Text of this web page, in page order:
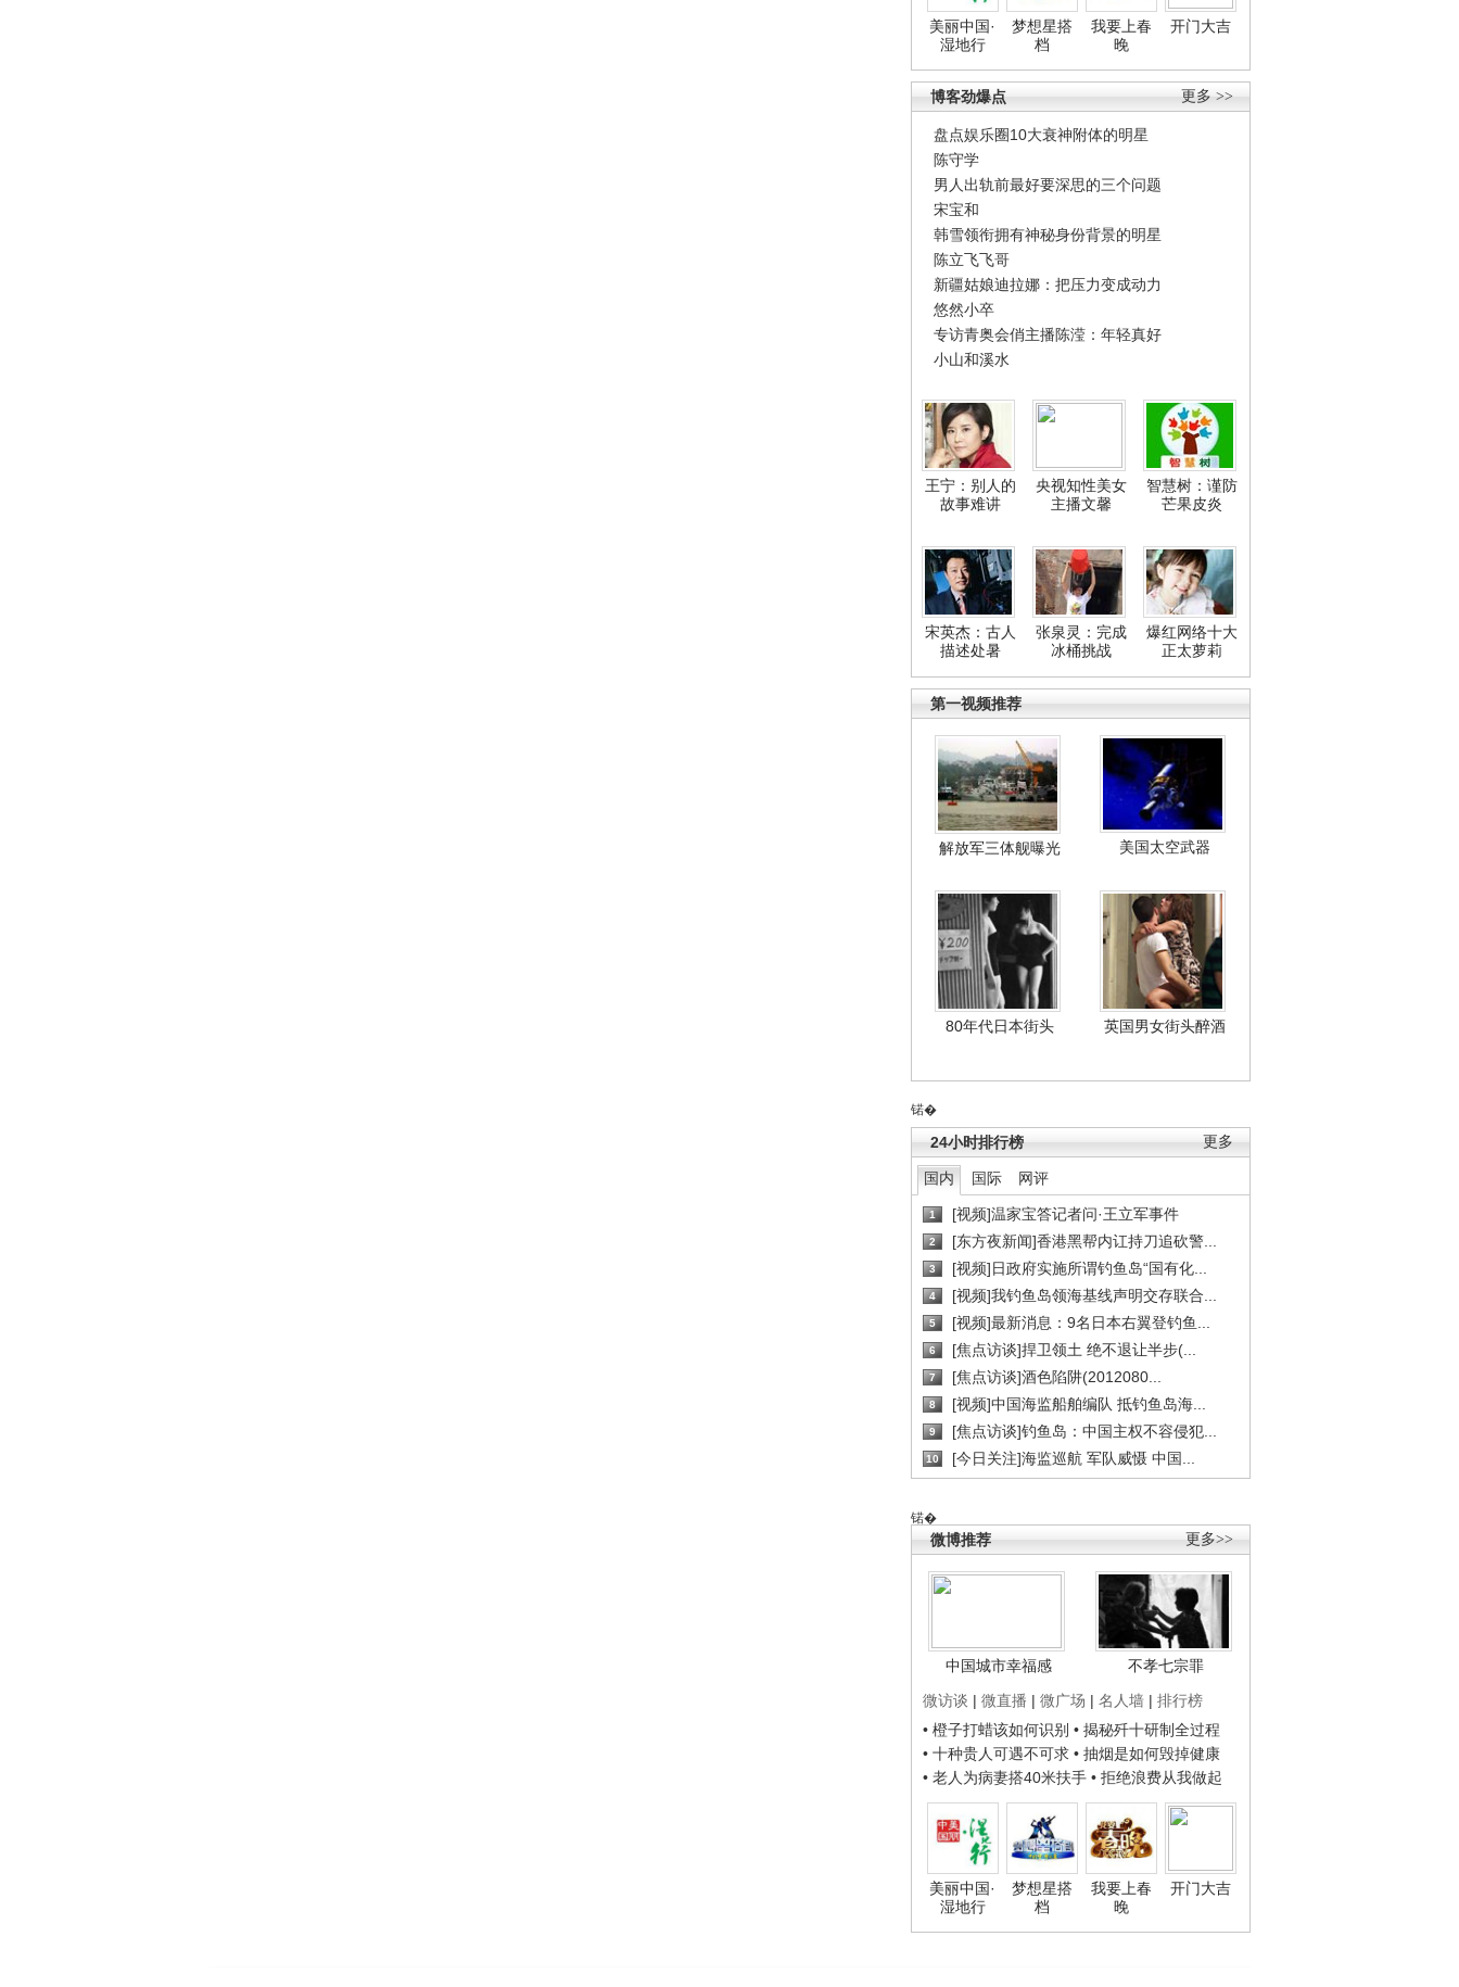
美丽中国·
湿地行
梦想星搭
档
我要上春
晚
开门大吉
更多 >>
博客劲爆点
盘点娱乐圈10大衰神附体的明星
陈守学
男人出轨前最好要深思的三个问题
宋宝和
韩雪领衔拥有神秘身份背景的明星
陈立飞飞哥
新疆姑娘迪拉娜：把压力变成动力
悠然小卒
专访青奥会俏主播陈滢：年轻真好
小山和溪水
王宁：别人的
故事难讲
央视知性美女
主播文馨
智慧树：谨防
芒果皮炎
宋英杰：古人
描述处暑
张泉灵：完成
冰桶挑战
爆红网络十大
正太萝莉
第一视频推荐
解放军三体舰曝光 美国太空武器
80年代日本街头 英国男女街头醉酒
锘�
更多
24小时排行榜
国内 国际 网评
1 [视频]温家宝答记者问·王立军事件
2 [东方夜新闻]香港黑帮内讧持刀追砍警...
3 [视频]日政府实施所谓钓鱼岛“国有化...
4 [视频]我钓鱼岛领海基线声明交存联合...
5 [视频]最新消息：9名日本右翼登钓鱼...
6 [焦点访谈]捍卫领土 绝不退让半步(...
7 [焦点访谈]酒色陷阱(2012080...
8 [视频]中国海监船舶编队 抵钓鱼岛海...
9 [焦点访谈]钓鱼岛：中国主权不容侵犯...
10 [今日关注]海监巡航 军队威慑 中国...
锘�
更多>>
微博推荐
中国城市幸福感
不孝七宗罪
微访谈 | 微直播 | 微广场 | 名人墙 | 排行榜
• 橙子打蜡该如何识别 • 揭秘歼十研制全过程
• 十种贵人可遇不可求 • 抽烟是如何毁掉健康
• 老人为病妻搭40米扶手 • 拒绝浪费从我做起
美丽中国·
湿地行
梦想星搭
档
我要上春
晚
开门大吉